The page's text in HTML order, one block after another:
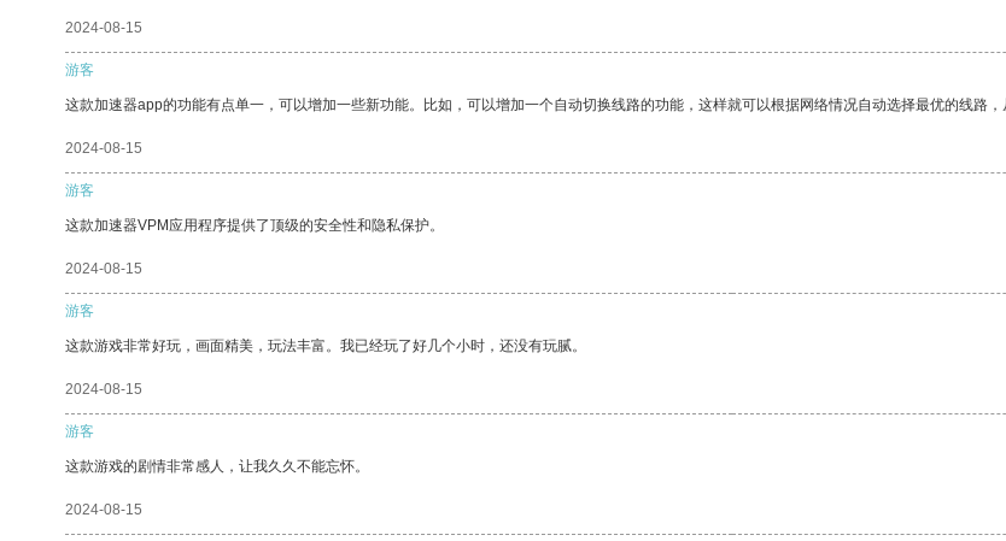
2024-08-15
游客
这款加速器app的功能有点单一，可以增加一些新功能。比如，可以增加一个自动切换线路的功能，这样就可以根据网络情况自动选择最优的线路，
2024-08-15
游客
这款加速器VPM应用程序提供了顶级的安全性和隐私保护。
2024-08-15
游客
这款游戏非常好玩，画面精美，玩法丰富。我已经玩了好几个小时，还没有玩腻。
2024-08-15
游客
这款游戏的剧情非常感人，让我久久不能忘怀。
2024-08-15